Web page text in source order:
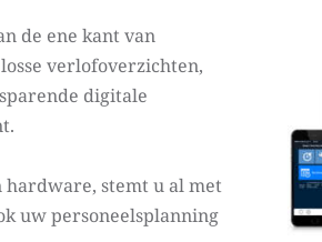
de ene kant van
verlofoverzichten,
digitale
stemt u al met
uw personeelsplanning